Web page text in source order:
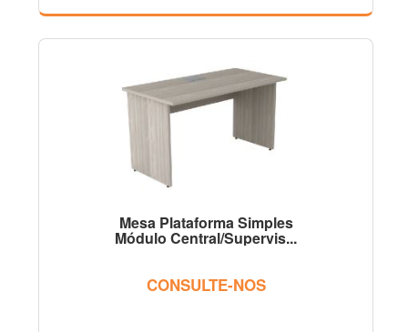
Mesa Plataforma Simples
Módulo Central/Supervis...
CONSULTE-NOS